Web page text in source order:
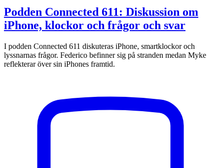
Podden Connected 611: Diskussion om
iPhone, klockor och frågor och svar
I podden Connected 611 diskuteras iPhone, smartklockor och
lyssnarnas frågor. Federico befinner sig på stranden medan Myke
reflekterar över sin iPhones framtid.